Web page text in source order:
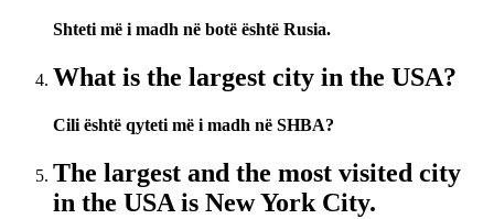
Shteti më i madh në botë është Rusia.
What is the largest city in the USA?
Cili është qyteti më i madh në SHBA?
The largest and the most visited city
in the USA is New York City.